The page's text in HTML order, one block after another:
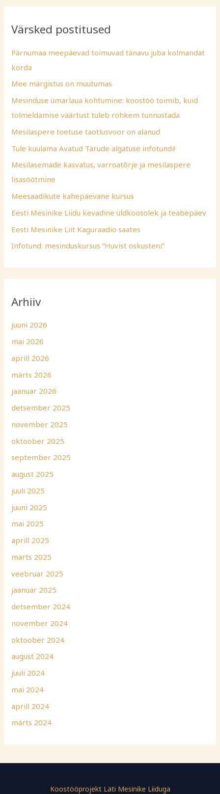
c
f
o
r
:
Värsked postitused
Pärnumaa meepäevad toimuvad tänavu juba kolmandat
korda
Mee märgistus on muutumas
Mesinduse ümarlaua kohtumine: koostöö toimib, kuid
tolmeldamise väärtust tuleb rohkem tunnustada
Mesilaspere toetuse taotlusvoor on alanud
Tule kuulama Avatud Tarude algatuse infotundi!
Mesilasemade kasvatus, varroatõrje ja mesilaspere
lisasöötmine
Meesaadikute kahepäevane kursus
Eesti Mesinike Liidu kevadine üldkoosolek ja teabepäev
Eesti Mesinike Liit Kaguraadio saates
Infotund: mesinduskursus “Huvist oskusteni”
Arhiiv
juuni 2026
mai 2026
aprill 2026
märts 2026
jaanuar 2026
detsember 2025
november 2025
oktoober 2025
september 2025
august 2025
juuli 2025
juuni 2025
mai 2025
aprill 2025
märts 2025
veebruar 2025
jaanuar 2025
detsember 2024
november 2024
oktoober 2024
august 2024
juuli 2024
mai 2024
aprill 2024
märts 2024
Koostööprojekt Läti Mesinike Liiduga